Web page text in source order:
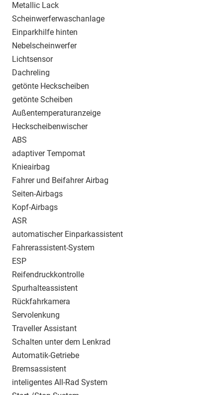
Metallic Lack
Scheinwerferwaschanlage
Einparkhilfe hinten
Nebelscheinwerfer
Lichtsensor
Dachreling
getönte Heckscheiben
getönte Scheiben
Außentemperaturanzeige
Heckscheibenwischer
ABS
adaptiver Tempomat
Knieairbag
Fahrer und Beifahrer Airbag
Seiten-Airbags
Kopf-Airbags
ASR
automatischer Einparkassistent
Fahrerassistent-System
ESP
Reifendruckkontrolle
Spurhalteassistent
Rückfahrkamera
Servolenkung
Traveller Assistant
Schalten unter dem Lenkrad
Automatik-Getriebe
Bremsassistent
inteligentes All-Rad System